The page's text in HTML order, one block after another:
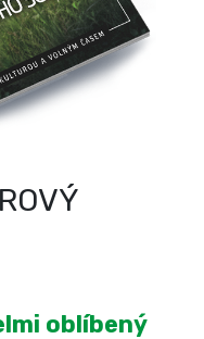
oblíbený